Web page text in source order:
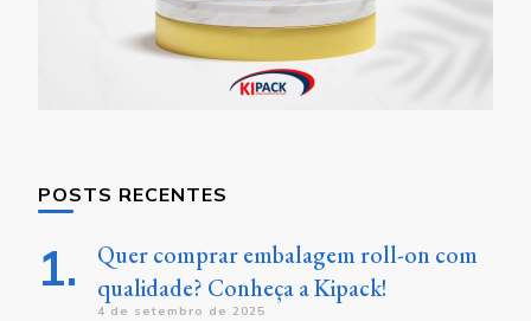
POSTS RECENTES
Quer comprar embalagem roll-on com
qualidade? Conheça a Kipack!
4 de setembro de 2025